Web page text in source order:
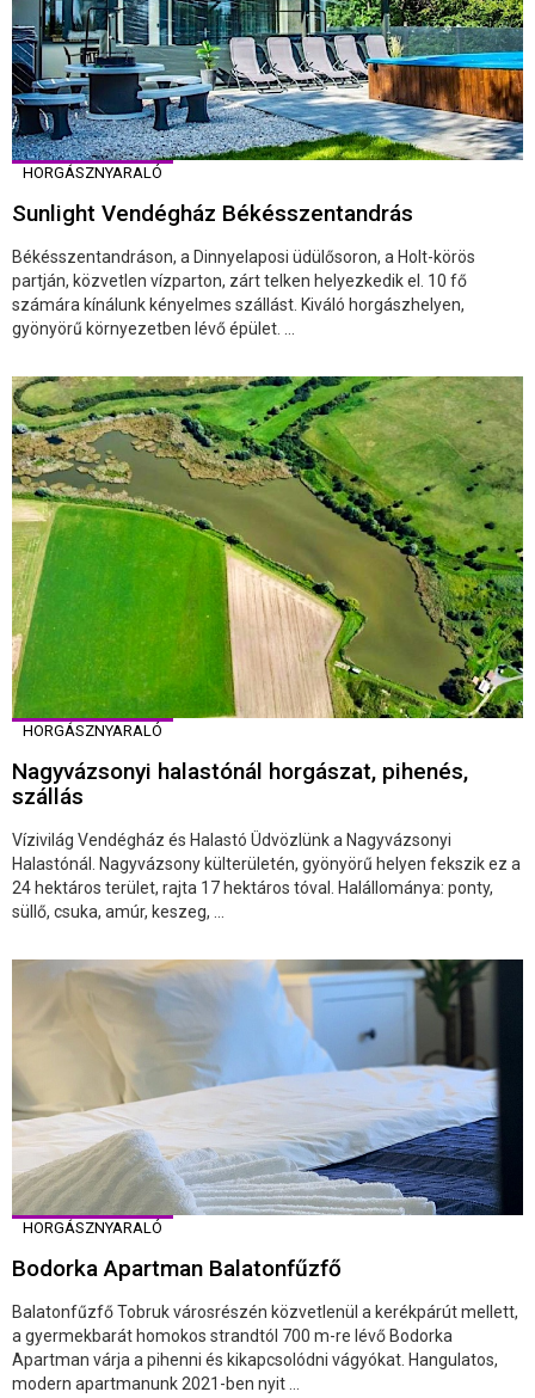
HORGÁSZNYARALÓ
Sunlight Vendégház Békésszentandrás
Békésszentandráson, a Dinnyelaposi üdülősoron, a Holt-körös
partján, közvetlen vízparton, zárt telken helyezkedik el. 10 fő
számára kínálunk kényelmes szállást. Kiváló horgászhelyen,
gyönyörű környezetben lévő épület. ...
HORGÁSZNYARALÓ
Nagyvázsonyi halastónál horgászat, pihenés,
szállás
Vízivilág Vendégház és Halastó Üdvözlünk a Nagyvázsonyi
Halastónál. Nagyvázsony külterületén, gyönyörű helyen fekszik ez a
24 hektáros terület, rajta 17 hektáros tóval. Halállománya: ponty,
süllő, csuka, amúr, keszeg, ...
HORGÁSZNYARALÓ
Bodorka Apartman Balatonfűzfő
Balatonfűzfő Tobruk városrészén közvetlenül a kerékpárút mellett,
a gyermekbarát homokos strandtól 700 m-re lévő Bodorka
Apartman várja a pihenni és kikapcsolódni vágyókat. Hangulatos,
modern apartmanunk 2021-ben nyit ...